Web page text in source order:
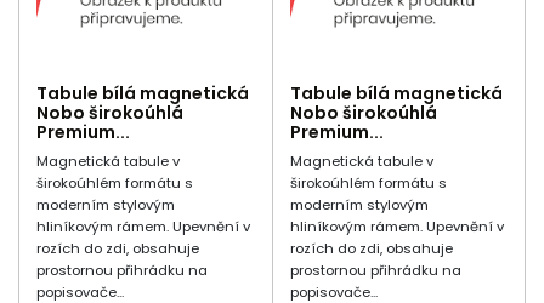
Tabule bílá magnetická
Nobo širokoúhlá
Premium...
Magnetická tabule v
širokoúhlém formátu s
moderním stylovým
hliníkovým rámem. Upevnění v
rozích do zdi, obsahuje
prostornou přihrádku na
popisovače...
Tabule bílá magnetická
Nobo širokoúhlá
Premium...
Magnetická tabule v
širokoúhlém formátu s
moderním stylovým
hliníkovým rámem. Upevnění v
rozích do zdi, obsahuje
prostornou přihrádku na
popisovače...